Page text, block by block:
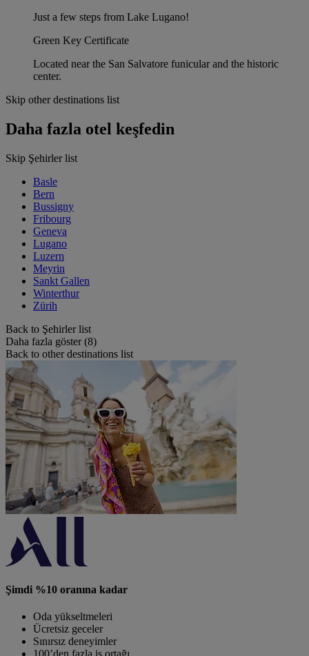
Just a few steps from Lake Lugano!
Green Key Certificate
Located near the San Salvatore funicular and the historic
center.
Skip other destinations list
Daha fazla otel keşfedin
Skip Şehirler list
Basle
Bern
Bussigny
Fribourg
Geneva
Lugano
Luzern
Meyrin
Sankt Gallen
Winterthur
Zürih
Back to Şehirler list
Daha fazla göster (8)
Back to other destinations list
Şimdi %10 oranına kadar
Oda yükseltmeleri
Ücretsiz geceler
Sınırsız deneyimler